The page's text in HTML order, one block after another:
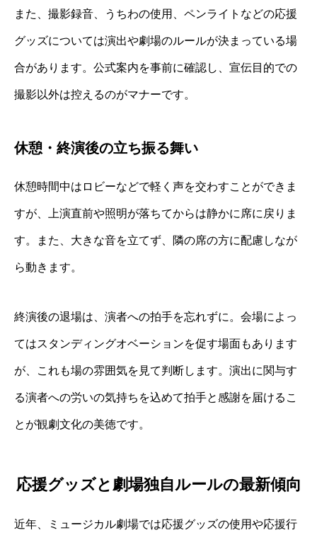
また、撮影録音、うちわの使用、ペンライトなどの応援
グッズについては演出や劇場のルールが決まっている場
合があります。公式案内を事前に確認し、宣伝目的での
撮影以外は控えるのがマナーです。
休憩・終演後の立ち振る舞い
休憩時間中はロビーなどで軽く声を交わすことができま
すが、上演直前や照明が落ちてからは静かに席に戻りま
す。また、大きな音を立てず、隣の席の方に配慮しなが
ら動きます。
終演後の退場は、演者への拍手を忘れずに。会場によっ
てはスタンディングオベーションを促す場面もあります
が、これも場の雰囲気を見て判断します。演出に関与す
る演者への労いの気持ちを込めて拍手と感謝を届けるこ
とが観劇文化の美徳です。
応援グッズと劇場独自ルールの最新傾向
近年、ミュージカル劇場では応援グッズの使用や応援行